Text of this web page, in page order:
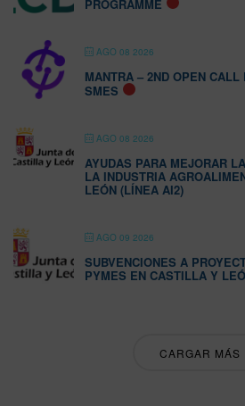
PROGRAMME
AGO 08 2026
MANTRA – 2ND OPEN CALL
SMES
AGO 08 2026
AYUDAS PARA MEJORAR
LA INDUSTRIA
LEÓN (LÍNEA AI2)
AGO 09 2026
SUBVENCIONES A
PYMES EN CASTILLA Y
CARGAR MÁS